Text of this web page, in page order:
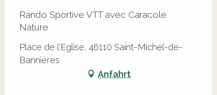
Rando Sportive VTT avec Caracole
Nature
Place de l'Eglise, 46110 Saint-Michel-de-
Bannières
Anfahrt